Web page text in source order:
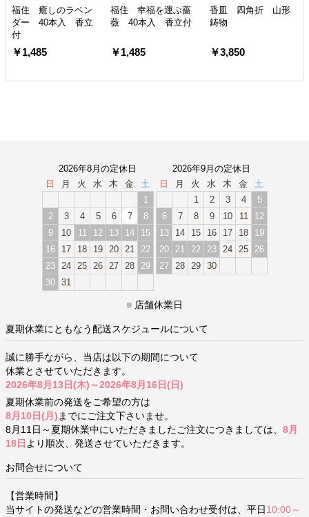
福住 癒しのラベン
ダー 40本入 香立
付
￥1,485
福住 幸福を運ぶ薔
薇 40本入 香立付
￥1,485
香皿 四角折 山形
鋳物
￥3,850
2026年8月の定休日
日
月 火 水 木 金
土
1
2
3 4 5 6 7
8
9
10 11 12 13 14
15
16
17 18 19 20 21
22
23
24 25 26 27 28
29
30 31
2026年9月の定休日
日
月 火 水 木 金
土
1
2 3 4
5
6
7 8 9 10 11
12
13
14 15 16 17 18
19
20
21 22 23 24 25
26
27
28 29 30
■ 店舗休業日
夏期休業にともなう配送スケジュールについて
誠に勝手ながら、当店は以下の期間について
休業とさせていただきます。
2026年8月13日(木)～2026年8月16日(日)
夏期休業前の発送をご希望の方は
8月10日(月) までにご注文下さいませ。
8月11日～夏期休業中にいただきましたご注文につきましては、 8月
18日 より順次、発送させていただきます。
お問合せについて
【営業時間】
当サイトの発送などの営業時間・お問い合わせ受付は、平日 10:00～